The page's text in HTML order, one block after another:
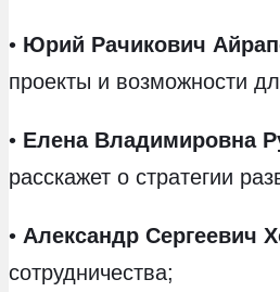
• Юрий Рачикович
проекты и возможности
• Елена Владимировна
расскажет о стратегии
• Александр Сергеевич
сотрудничества;